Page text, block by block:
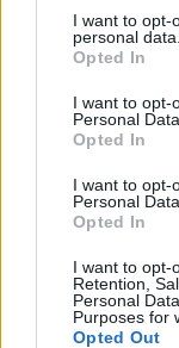
I want to opt-
personal data.
Opted In
I want to opt-
Personal Data.
Opted In
I want to opt-
Personal
Opted In
I want to opt-
Retention,
Personal
Purposes for
Opted Out
Η Επιτροπή
εκφραστεί ακόμη
αλληλεγγύη
το σωματείο
στις 7 μμ στην
ΜΠΑΝΚ) για:
ΚατηγορίαΑνακοινώσεις